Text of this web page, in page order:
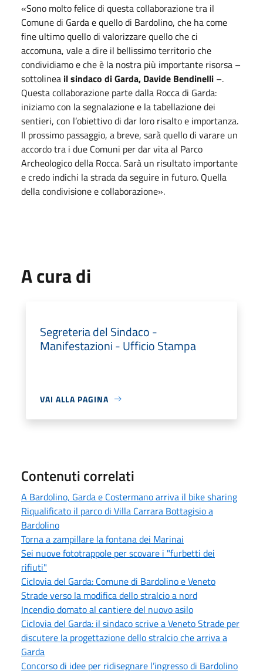
«Sono molto felice di questa collaborazione tra il
Comune di Garda e quello di Bardolino, che ha come
fine ultimo quello di valorizzare quello che ci
accomuna, vale a dire il bellissimo territorio che
condividiamo e che è la nostra più importante risorsa –
sottolinea il sindaco di Garda, Davide Bendinelli –.
Questa collaborazione parte dalla Rocca di Garda:
iniziamo con la segnalazione e la tabellazione dei
sentieri, con l’obiettivo di dar loro risalto e importanza.
Il prossimo passaggio, a breve, sarà quello di varare un
accordo tra i due Comuni per dar vita al Parco
Archeologico della Rocca. Sarà un risultato importante
e credo indichi la strada da seguire in futuro. Quella
della condivisione e collaborazione».
A cura di
Segreteria del Sindaco -
Manifestazioni - Ufficio Stampa
VAI ALLA PAGINA
Contenuti correlati
A Bardolino, Garda e Costermano arriva il bike sharing
Riqualificato il parco di Villa Carrara Bottagisio a
Bardolino
Torna a zampillare la fontana dei Marinai
Sei nuove fototrappole per scovare i "furbetti dei
rifiuti"
Ciclovia del Garda: Comune di Bardolino e Veneto
Strade verso la modifica dello stralcio a nord
Incendio domato al cantiere del nuovo asilo
Ciclovia del Garda: il sindaco scrive a Veneto Strade per
discutere la progettazione dello stralcio che arriva a
Garda
Concorso di idee per ridisegnare l’ingresso di Bardolino